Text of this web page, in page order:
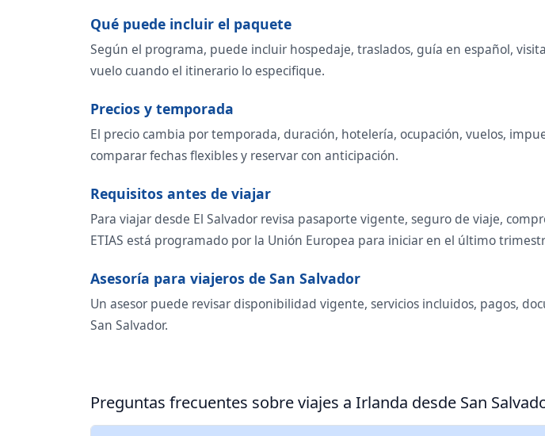
Qué puede incluir el paquete
Según el programa, puede incluir hospedaje, traslados, guía en español,
vuelo cuando el itinerario lo especifique.
Precios y temporada
El precio cambia por temporada, duración, hotelería, ocupación, vuelos,
comparar fechas flexibles y reservar con anticipación.
Requisitos antes de viajar
Para viajar desde El Salvador revisa pasaporte vigente, seguro de viaje,
ETIAS está programado por la Unión Europea para iniciar en el último
Asesoría para viajeros de San Salvador
Un asesor puede revisar disponibilidad vigente, servicios incluidos, pagos,
San Salvador.
Preguntas frecuentes sobre viajes a Irlanda desde San